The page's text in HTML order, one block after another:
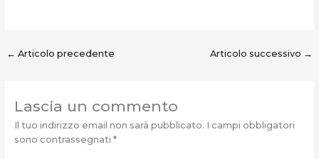
← Articolo precedente Articolo successivo →
Lascia un commento
Il tuo indirizzo email non sarà pubblicato. I campi obbligatori
sono contrassegnati *